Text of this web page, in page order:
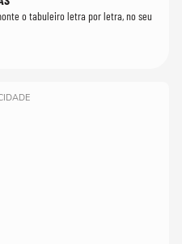
o tabuleiro letra por letra, no seu